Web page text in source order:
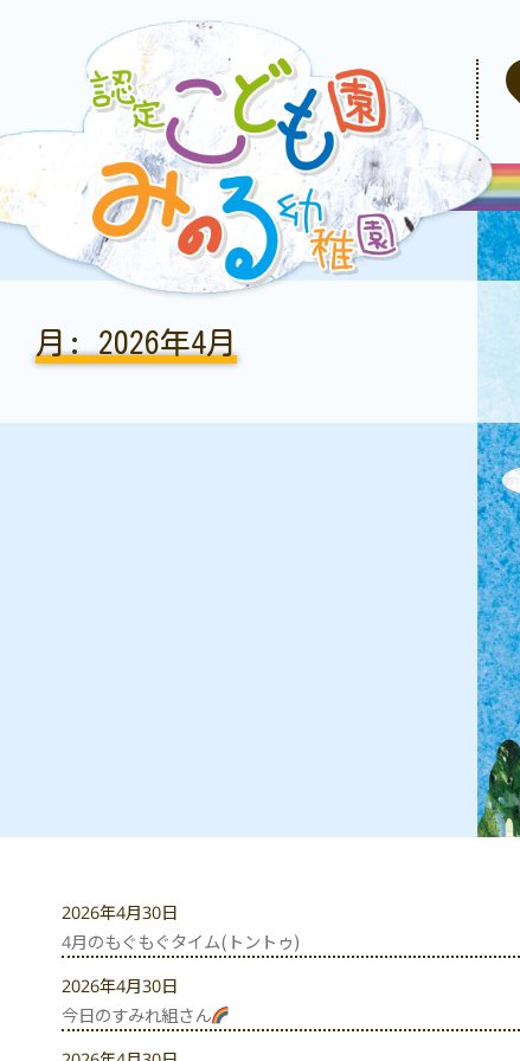
月: 2026年4月
2026年4月30日
4月のもぐもぐタイム(トントゥ)
2026年4月30日
今日のすみれ組さん